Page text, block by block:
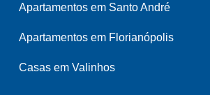
Apartamentos em Santo André
Apartamentos em Florianópolis
Casas em Valinhos